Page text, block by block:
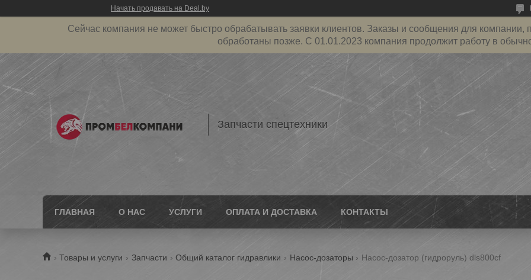
Начать продавать на Deal.by
Сейчас компания не может быстро обрабатывать заявки клиентов. Заказы и сообщения для компании,
обработаны позже. С 01.01.2023 компания продолжит работу в
Запчасти спецтехники
ГЛАВНАЯ О НАС УСЛУГИ ОПЛАТА И ДОСТАВКА КОНТАКТЫ
Товары и услуги Запчасти Общий каталог гидравлики Насос-дозаторы Насос-дозатор (гидроруль) dls800cf